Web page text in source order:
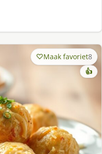
Maak favoriet8
👍